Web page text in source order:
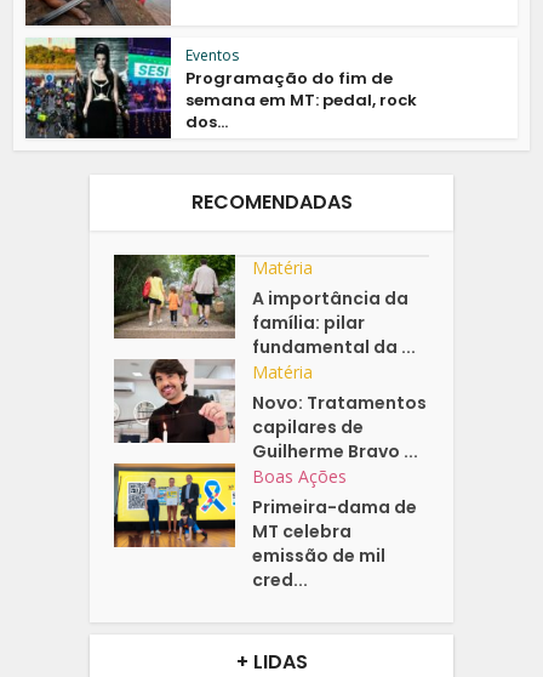
Eventos
Programação do fim de
semana em MT: pedal, rock
dos...
RECOMENDADAS
Matéria
A importância da
família: pilar
fundamental da ...
Matéria
Novo: Tratamentos
capilares de
Guilherme Bravo ...
Boas Ações
Primeira-dama de
MT celebra
emissão de mil
cred...
+ LIDAS